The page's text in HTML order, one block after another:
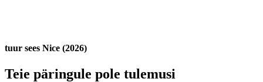
tuur sees Nice (2026)
Teie päringule pole tulemusi